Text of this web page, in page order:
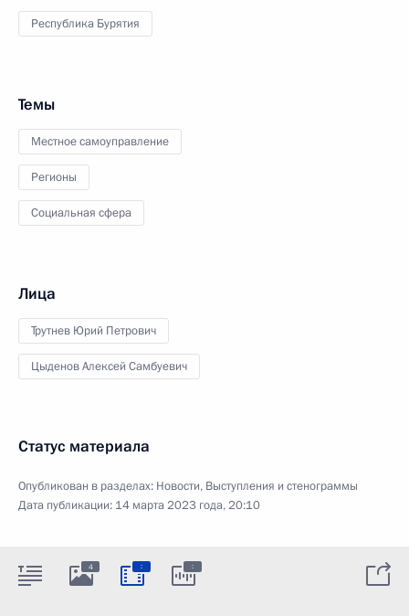
Республика Бурятия
Темы
Местное самоуправление
Регионы
Социальная сфера
Лица
Трутнев Юрий Петрович
Цыденов Алексей Самбуевич
Статус материала
Опубликован в разделах: Новости, Выступления и стенограммы
Дата публикации: 14 марта 2023 года, 20:10
4 : :